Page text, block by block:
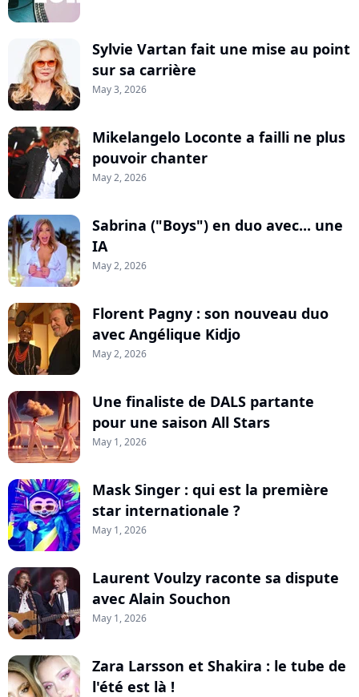
Sylvie Vartan fait une mise au point
sur sa carrière
May 3, 2026
Mikelangelo Loconte a failli ne plus
pouvoir chanter
May 2, 2026
Sabrina ("Boys") en duo avec... une
IA
May 2, 2026
Florent Pagny : son nouveau duo
avec Angélique Kidjo
May 2, 2026
Une finaliste de DALS partante
pour une saison All Stars
May 1, 2026
Mask Singer : qui est la première
star internationale ?
May 1, 2026
Laurent Voulzy raconte sa dispute
avec Alain Souchon
May 1, 2026
Zara Larsson et Shakira : le tube de
l'été est là !